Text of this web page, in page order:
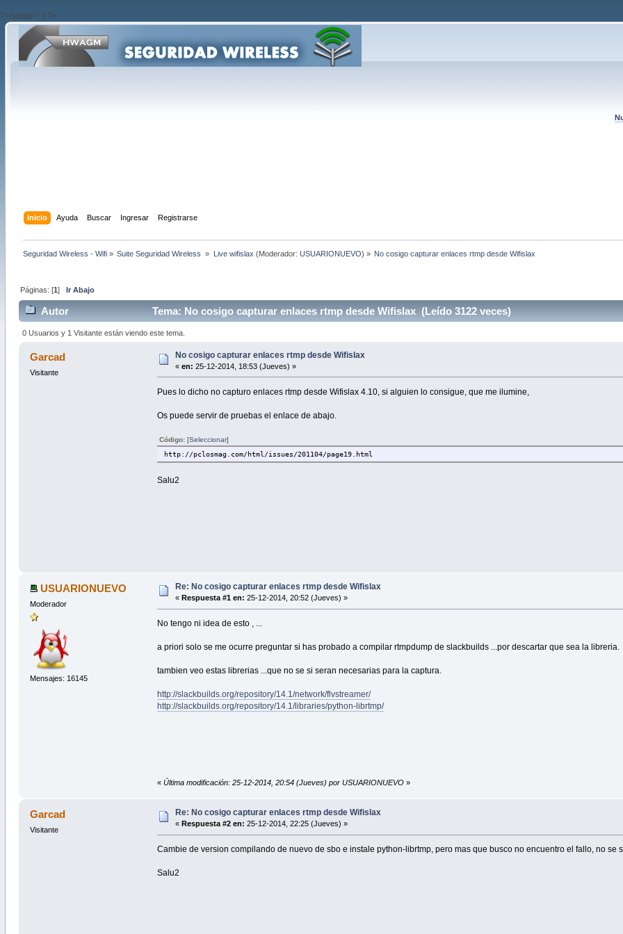
?>/script>'; } ?>
Inicio Ayuda Buscar Ingresar Registrarse
Seguridad Wireless - Wifi» Suite Seguridad Wireless » Live wifislax (Moderador: USUARIONUEVO) » No cosigo capturar enlaces rtmp desde Wifislax
Páginas: [1] Ir Abajo
Autor Tema: No cosigo capturar enlaces rtmp desde Wifislax (Leído 3122 veces)
0 Usuarios y 1 Visitante están viendo este tema.
Garcad
Visitante
No cosigo capturar enlaces rtmp desde Wifislax
« en: 25-12-2014, 18:53 (Jueves) »
Pues lo dicho no capturo enlaces rtmp desde Wifislax 4.10, si alguien lo consigue, que me ilumine,
Os puede servir de pruebas el enlace de abajo.
Código:[Seleccionar]
http://pclosmag.com/html/issues/201104/page19.html
Salu2
USUARIONUEVO
Moderador
Mensajes: 16145
Re: No cosigo capturar enlaces rtmp desde Wifislax
« Respuesta #1 en: 25-12-2014, 20:52 (Jueves) »
No tengo ni idea de esto , ...
a priori solo se me ocurre preguntar si has probado a compilar rtmpdump de slackbuilds ...por descartar que sea la libreria.
tambien veo estas librerias ...que no se si seran necesarias para la captura.
http://slackbuilds.org/repository/14.1/network/flvstreamer/
http://slackbuilds.org/repository/14.1/libraries/python-librtmp/
«Última modificación: 25-12-2014, 20:54 (Jueves) por USUARIONUEVO »
Garcad
Visitante
Re: No cosigo capturar enlaces rtmp desde Wifislax
« Respuesta #2 en: 25-12-2014, 22:25 (Jueves) »
Cambie de version compilando de nuevo de sbo e instale python-librtmp, pero mas que busco no encuentro el fallo, no se
Salu2